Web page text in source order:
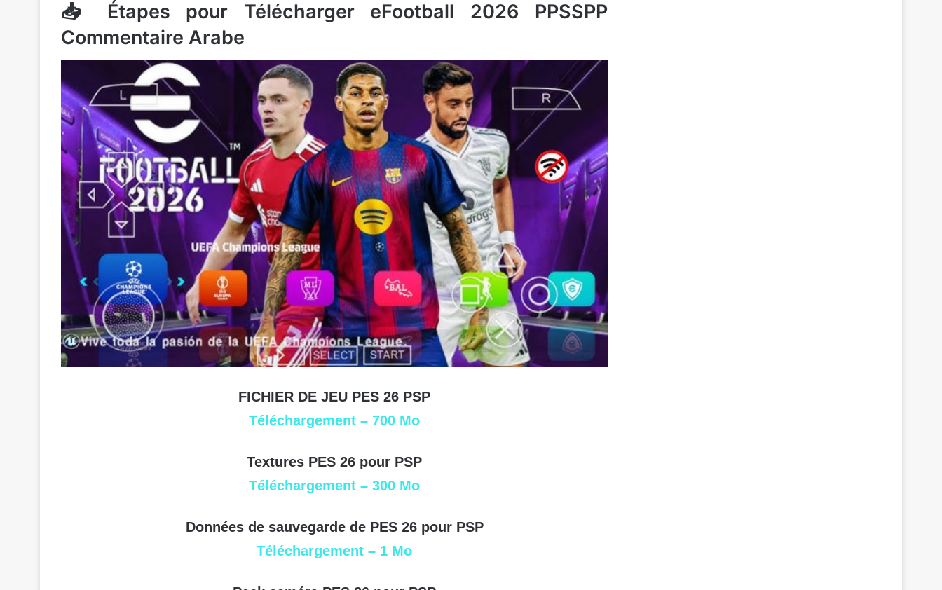
📥 Étapes pour Télécharger eFootball 2026 PPSSPP
Commentaire Arabe
FICHIER DE JEU PES 26 PSP
Téléchargement – 700 Mo
Textures PES 26 pour PSP
Téléchargement – 300 Mo
Données de sauvegarde de PES 26 pour PSP
Téléchargement – 1 Mo